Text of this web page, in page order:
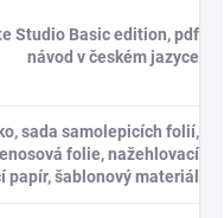
Studio Basic edition, pdf
návod v českém jazyce
sada samolepicích folií,
folie, nažehlovací
papír, šablonový materiál